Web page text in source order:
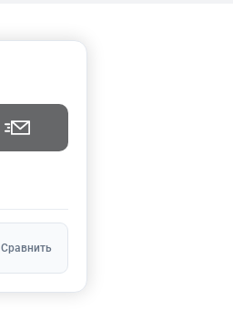
Сравнить